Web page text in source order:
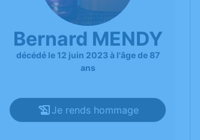
Bernard MENDY
décédé le 12 juin 2023 à l'âge de 87
ans
Je rends hommage